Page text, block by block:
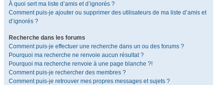
À quoi sert ma liste d’amis et d’ignorés ?
Comment puis-je ajouter ou supprimer des utilisateurs de ma liste d’amis et
d’ignorés ?
Recherche dans les forums
Comment puis-je effectuer une recherche dans un ou des forums ?
Pourquoi ma recherche ne renvoie aucun résultat ?
Pourquoi ma recherche renvoie à une page blanche ?!
Comment puis-je rechercher des membres ?
Comment puis-je retrouver mes propres messages et sujets ?